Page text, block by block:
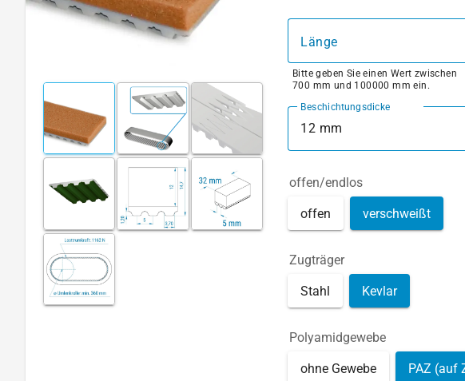
Länge
Bitte geben Sie einen Wert zwischen
700 mm und 100000 mm ein.
Beschichtungsdicke
12 mm
offen/endlos
offen verschweißt
Zugträger
Stahl Kevlar
Polyamidgewebe
ohne Gewebe PAZ (auf